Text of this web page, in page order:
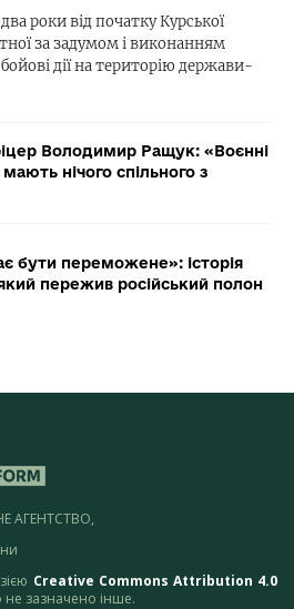
роки від початку Курської
за задумом і виконанням
дії на територію держави-
Володимир Ращук: «Воєнні
нічого спільного з
бути переможене»: історія
пережив російський полон
АГЕНТСТВО,
Creative Commons Attribution 4.0
зазначено інше.